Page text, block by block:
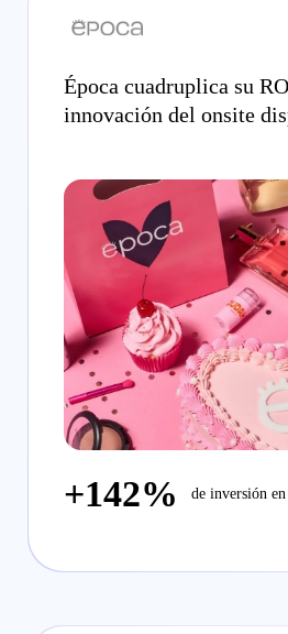
Época cuadruplica su
innovación del onsite
+142% de inversión